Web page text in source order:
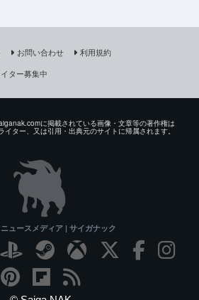
お問い合わせ
利用規約
ター募集中
に掲載されている画像・文章等の著作権は
ター、又は引用・出典元のサイトに帰属されます。
ュースメディア | サイガナック